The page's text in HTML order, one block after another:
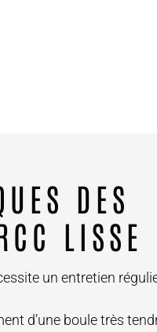
DES
LISSE
un entretien
d’une boule très